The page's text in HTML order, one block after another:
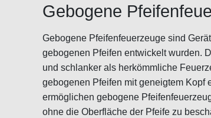
Gebogene
Gebogene Pfeifenfeuerzeuge sind
gebogenen Pfeifen entwickelt wurden.
und schlanker als herkömmliche
gebogenen Pfeifen mit geneigtem Kopf
ermöglichen gebogene
ohne die Oberfläche der Pfeife zu